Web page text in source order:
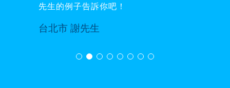
先生的例子告訴你吧！
台北市 謝先生